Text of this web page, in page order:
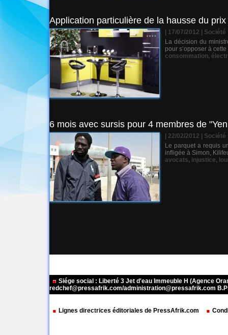
Application particulière de la hausse du
| 17/07/2012
Société
La décision du
pour s’opposer à
consommation,
6 mois avec sursis pour 4 membres de
| 22/02/2012
Société
Le parquet a requis
infligée à Simon,
avocats, injustice,
Siége social : Liberté 3 Jet d'eau Immeuble H (Agence
redchef@pressafrik.com/administration@pressafrik.com
Lignes directrices éditoriales de PressAfrik.com